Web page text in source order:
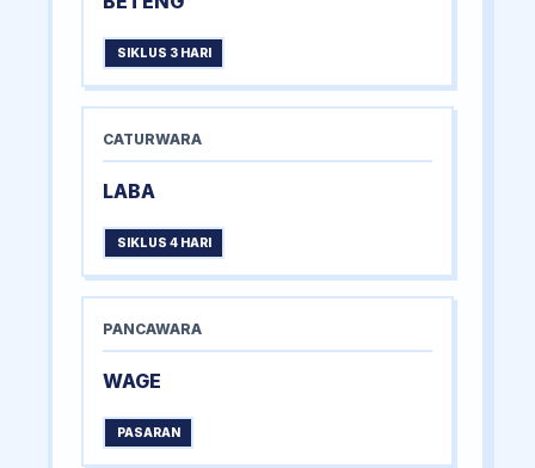
SIKLUS 3 HARI
CATURWARA
LABA
SIKLUS 4 HARI
PANCAWARA
WAGE
PASARAN